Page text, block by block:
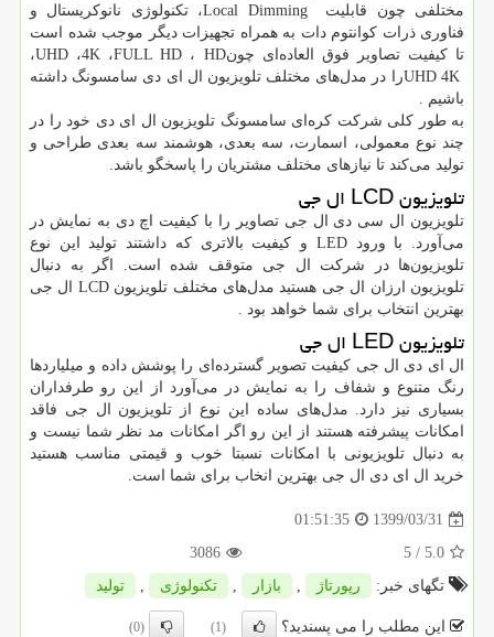
مختلفی چون قابلیت
Local Dimming، تکنولوژی نانوکریستال و
فناوری ذرات کوانتوم دات به همراه تجهیزات دیگر موجب شده است
تا کیفیت تصاویر فوق العاده‌ای چونHD ، FULL HD، 4K، UHD،
UHD 4Kرا در مدل‌های مختلف تلویزیون ال ای دی سامسونگ داشته
باشیم
به طور کلی شرکت کره‌ای سامسونگ تلویزیون ال ای دی خود را در
چند نوع معمولی، اسمارت، سه بعدی، هوشمند سه بعدی طراحی و
تولید می‌کند تا نیازهای مختلف مشتریان را پاسخگو باشد.
تلویزیونLCD ال جی
تلویزیون ال سی دی ال جی تصاویر را با کیفیت اچ دی به نمایش در
می‌آورد. با ورود
LED و کیفیت بالاتری که داشتند تولید این نوع
تلویزیون‌ها در شرکت ال جی متوقف شده است. اگر به دنبال
تلویزیون ارزان ال جی هستید مدل‌های مختلف تلویزیون LCD ال جی
بهترین انتخاب برای شما خواهد بود
تلویزیونLED ال جی
ال ای دی ال جی کیفیت تصویر گسترده‌ای را پوشش داده و میلیاردها
رنگ متنوع و شفاف را به نمایش در می‌آورد از این رو طرفداران
بسیاری نیز دارد. مدل‌های ساده این نوع از تلویزیون ال جی فاقد
امکانات پیشرفته هستند از این رو اگر امکانات مد نظر شما نیست و
به دنبال تلویزیونی با امکانات نسبتا خوب و قیمتی مناسب هستید
خرید ال ای دی ال جی بهترین انخاب برای شما است
1399/03/31
01:51:35
5.0
/ 5
3086
تگهای خبر:
رپورتاژ , بازار , تكنولوژی , تولید
این مطلب را می پسندید؟ (1)
(0)